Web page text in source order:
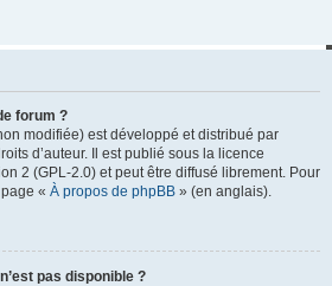
forum ?
modifiée) est développé et distribué par
d’auteur. Il est publié sous la licence
2 (GPL-2.0) et peut être diffusé librement. Pour
« À propos de phpBB » (en anglais).
pas disponible ?